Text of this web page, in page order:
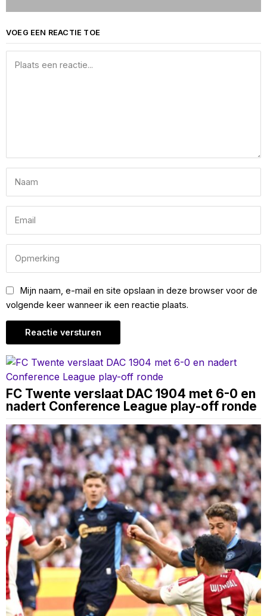
VOEG EEN REACTIE TOE
Mijn naam, e-mail en site opslaan in deze browser voor de
volgende keer wanneer ik een reactie plaats.
FC Twente verslaat DAC 1904 met 6-0 en
nadert Conference League play-off ronde